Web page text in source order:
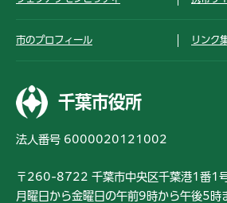
市のプロフィール リンク
千葉市役所
法人番号 6000020121002
〒260-8722 千葉市中央区千葉港1番1
月曜日から金曜日の午前9時から午後5時